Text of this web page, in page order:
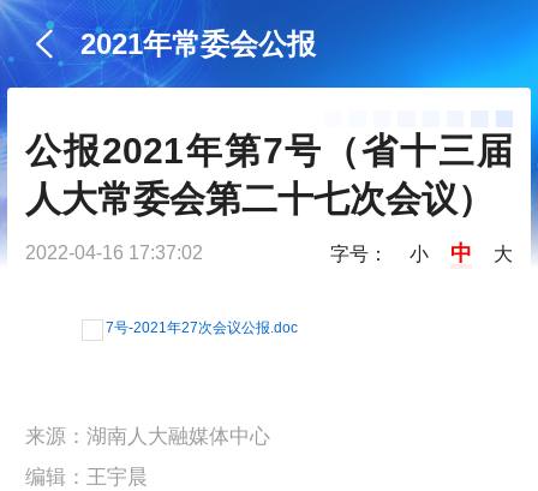
2021年常委会公报
公报2021年第7号（省十三届
人大常委会第二十七次会议）
2022-04-16 17:37:02 字号： 小 中 大
7号-2021年27次会议公报.doc
来源：湖南人大融媒体中心
编辑：王宇晨